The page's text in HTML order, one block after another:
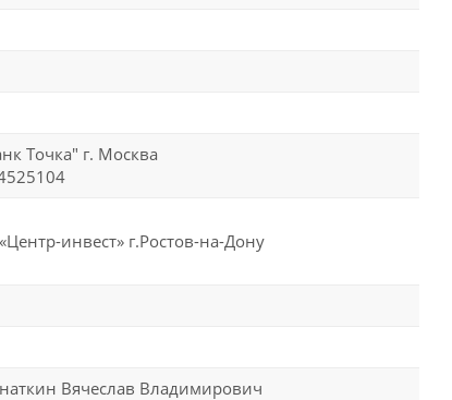
Точка" г. Москва
инвест» г.Ростов-на-Дону
Вячеслав Владимирович